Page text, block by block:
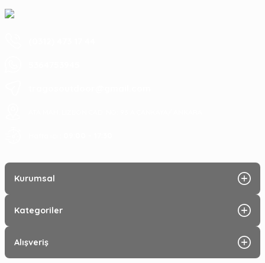
Kurumsal
Kategoriler
Alışveriş